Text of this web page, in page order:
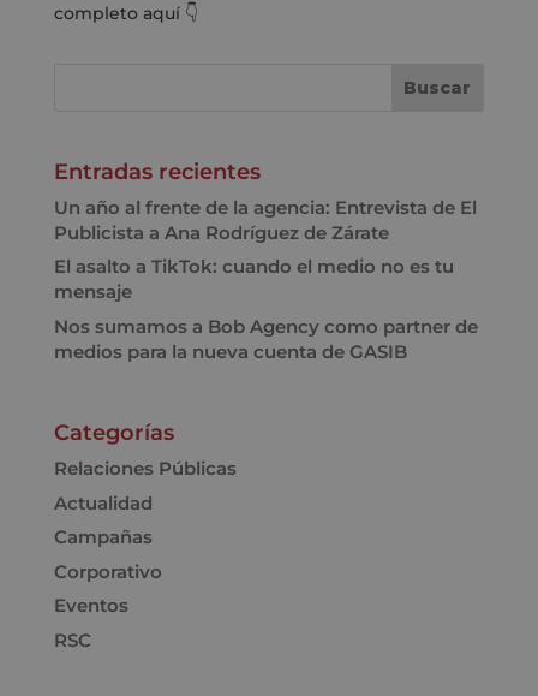
completo aquí 👇
Entradas recientes
Un año al frente de la agencia: Entrevista de El
Publicista a Ana Rodríguez de Zárate
El asalto a TikTok: cuando el medio no es tu
mensaje
Nos sumamos a Bob Agency como partner de
medios para la nueva cuenta de GASIB
Categorías
Relaciones Públicas
Actualidad
Campañas
Corporativo
Eventos
RSC